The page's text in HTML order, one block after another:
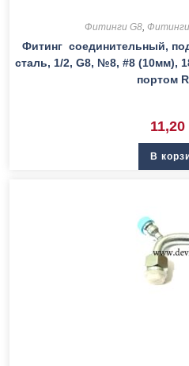
Фитинги G8,
Фитинг соединительный,
сталь, 1/2, G8, №8, #8 (10мм),
портом
11,20
В